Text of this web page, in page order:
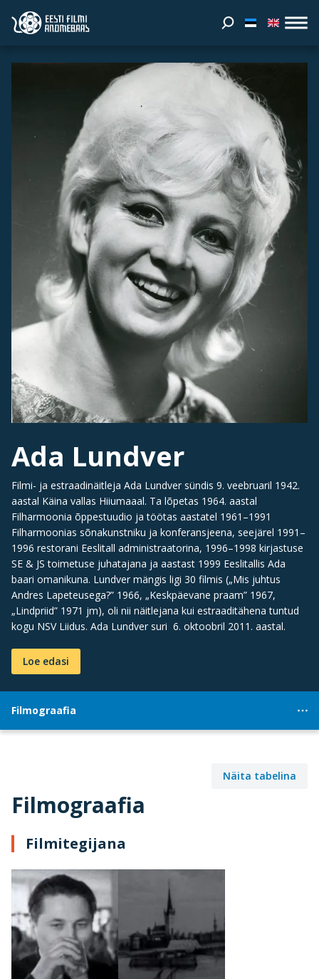
Ada Lundver
Filmi- ja estraadinäitleja Ada Lundver sündis 9. veebruaril 1942.
aastal Käina vallas Hiiumaaal. Ta lõpetas 1964. aastal
Filharmoonia õppestuudio ja töötas aastatel 1961–1991
Filharmoonias sõnakunstniku ja konferansjeena, seejärel 1991–
1996 restorani Eeslitall administraatorina, 1996–1998 kirjastuse
SE & JS toimetuse juhatajana ja aastast 1999 Eeslitallis Ada
baari omanikuna. Lundver mängis ligi 30 filmis („Mis juhtus
Andres Lapeteusega?” 1966, „Keskpäevane praam” 1967,
„Lindpriid” 1971 jm), oli nii näitlejana kui estraaditähena tuntud
kogu NSV Liidus. Ada Lundver suri 6. oktoobril 2011. aastal.
Loe edasi
Filmograafia
Filmograafia
Näita tabelina
Filmitegijana